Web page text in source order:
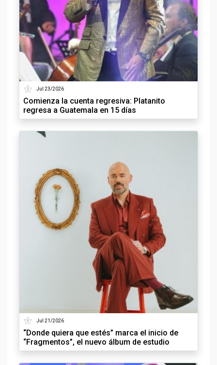
Jul 23/2026
Comienza la cuenta regresiva: Platanito
regresa a Guatemala en 15 días
Jul 21/2026
“Donde quiera que estés” marca el inicio de
“Fragmentos”, el nuevo álbum de estudio